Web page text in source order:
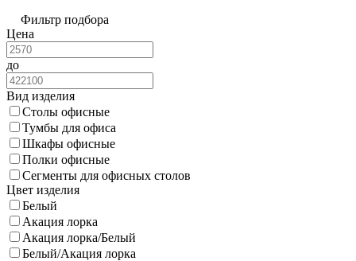
Фильтр подбора
Цена
до
Вид изделия
Столы офисные
Тумбы для офиса
Шкафы офисные
Полки офисные
Сегменты для офисных столов
Цвет изделия
Белый
Акация лорка
Акация лорка/Белый
Белый/Акация лорка